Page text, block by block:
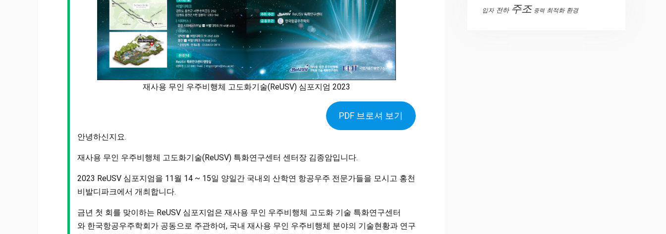
재사용 무인 우주비행체 고도화기술(ReUSV) 심포지엄 2023
PDF 브로셔 보기
안녕하신지요.
재사용 무인 우주비행체 고도화기술(ReUSV) 특화연구센터 센터장 김종암입니다.
2023 ReUSV 심포지엄을 11월 14 ~ 15일 양일간 국내외 산학연 항공우주 전문가들을 모시고 홍천
비발디파크에서 개최합니다.
금년 첫 회를 맞이하는 ReUSV 심포지엄은 재사용 무인 우주비행체 고도화 기술 특화연구센터
와 한국항공우주학회가 공동으로 주관하여, 국내 재사용 무인 우주비행체 분야의 기술현황과 연구
입자 전하 주조 중력 최적화 환경